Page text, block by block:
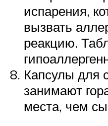
испарения,
вызвать
реакцию.
Капсулы для
занимают
места, чем